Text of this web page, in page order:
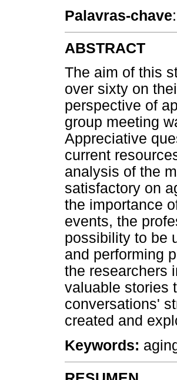
Palavras-chave
ABSTRACT
The aim of this
over sixty on
perspective of
group meeting
Appreciative
current
analysis of the
satisfactory on
the importance
events, the
possibility to be
and performing
the researchers
valuable stories
conversations'
created and
Keywords: